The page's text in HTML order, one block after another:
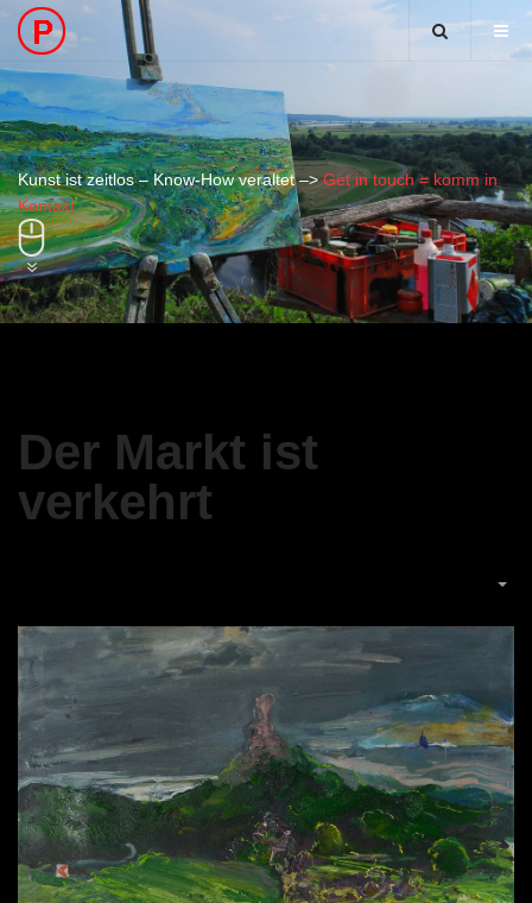
Kunst ist zeitlos – Know-How veraltet –>Get in touch = komm in
Kontakt
Der Markt ist
verkehrt